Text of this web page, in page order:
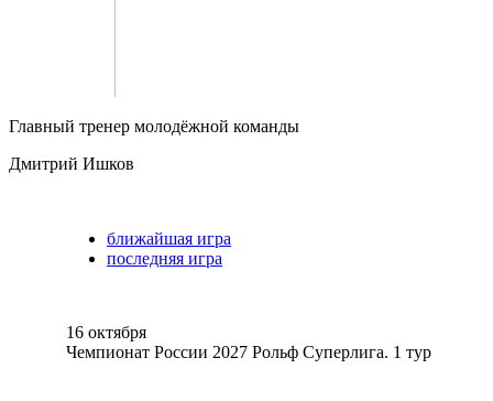
Главный тренер молодёжной команды
Дмитрий Ишков
ближайшая игра
последняя игра
16 октября
Чемпионат России 2027 Рольф Суперлига. 1 тур